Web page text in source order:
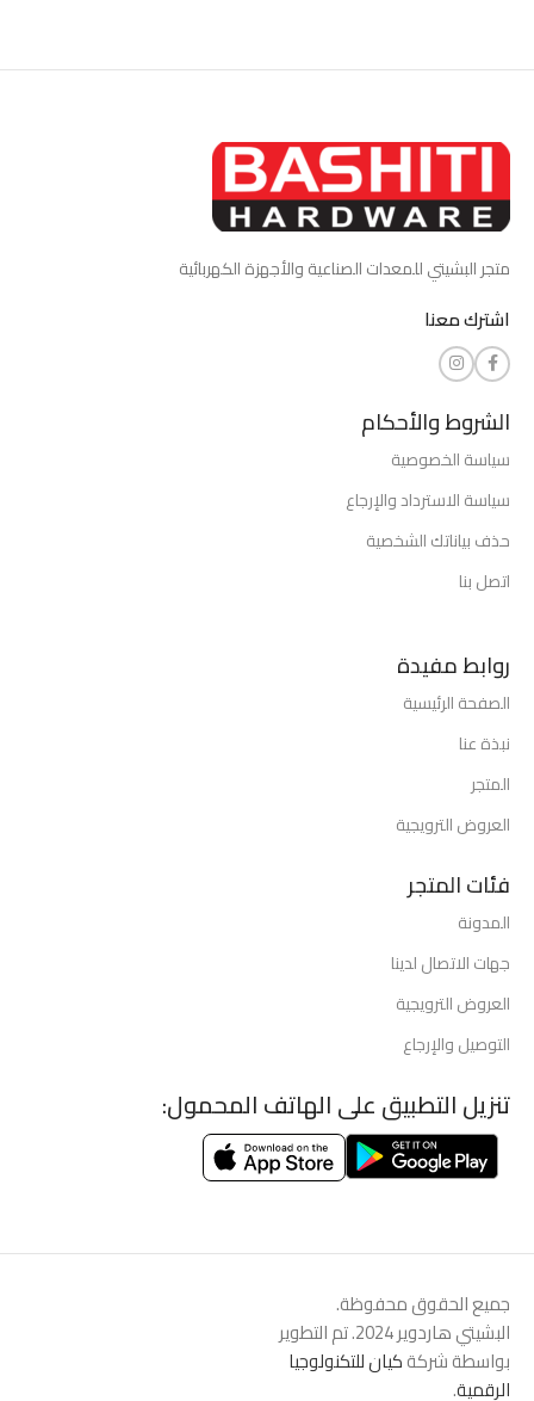
متجر البشيتي للمعدات الصناعية والأجهزة الكهربائية
اشترك معنا
الشروط والأحكام
سياسة الخصوصية
سياسة الاسترداد والإرجاع
حذف بياناتك الشخصية
اتصل بنا
روابط مفيدة
الصفحة الرئيسية
نبذة عنا
المتجر
العروض الترويجية
فئات المتجر
المدونة
جهات الاتصال لدينا
العروض الترويجية
التوصيل والإرجاع
تنزيل التطبيق على الهاتف المحمول:
جميع الحقوق محفوظة.
البشيتي هاردوير 2024. تم التطوير
بواسطة شركةكيان للتكنولوجيا
الرقمية.